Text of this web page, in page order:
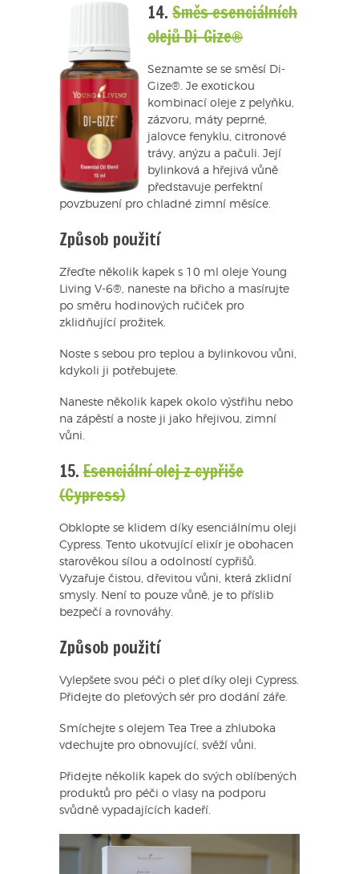
14. Směs esenciálních
olejů Di-Gize®
Seznamte se se směsí Di-
Gize®. Je exotickou
kombinací oleje z pelyňku,
zázvoru, máty peprné,
jalovce fenyklu, citronové
trávy, anýzu a pačuli. Její
bylinková a hřejivá vůně
představuje perfektní
povzbuzení pro chladné zimní měsíce.
Způsob použití
Zřeďte několik kapek s 10 ml oleje Young
Living V-6®, naneste na břicho a masírujte
po směru hodinových ručiček pro
zklidňující prožitek.
Noste s sebou pro teplou a bylinkovou vůni,
kdykoli ji potřebujete.
Naneste několik kapek okolo výstřihu nebo
na zápěstí a noste ji jako hřejivou, zimní
vůni.
15. Esenciální olej z cypřiše
(Cypress)
Obklopte se klidem díky esenciálnímu oleji
Cypress. Tento ukotvující elixír je obohacen
starověkou sílou a odolností cypřišů.
Vyzařuje čistou, dřevitou vůni, která zklidní
smysly. Není to pouze vůně, je to příslib
bezpečí a rovnováhy.
Způsob použití
Vylepšete svou péči o pleť díky oleji Cypress.
Přidejte do pleťových sér pro dodání záře.
Smíchejte s olejem Tea Tree a zhluboka
vdechujte pro obnovující, svěží vůni.
Přidejte několik kapek do svých oblíbených
produktů pro péči o vlasy na podporu
svůdně vypadajících kadeří.